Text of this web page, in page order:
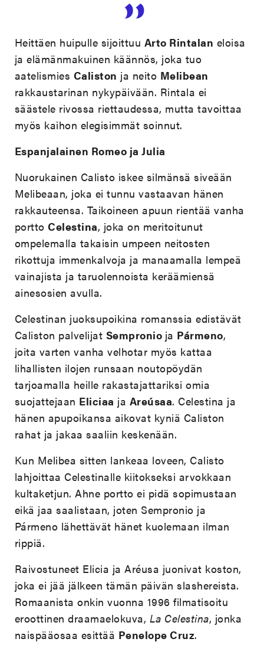
Heittäen huipulle sijoittuu Arto Rintalan eloisa
ja elämänmakuinen käännös, joka tuo
aatelismies Caliston ja neito Melibean
rakkaustarinan nykypäivään. Rintala ei
säästele rivossa riettaudessa, mutta tavoittaa
myös kaihon elegisimmät soinnut.
Espanjalainen Romeo ja Julia
Nuorukainen Calisto iskee silmänsä siveään
Melibeaan, joka ei tunnu vastaavan hänen
rakkauteensa. Taikoineen apuun rientää vanha
porttoCelestina, joka on meritoitunut
ompelemalla takaisin umpeen neitosten
rikottuja immenkalvoja ja manaamalla lempeä
vainajista ja taruolennoista keräämiensä
ainesosien avulla.
Celestinan juoksupoikina romanssia edistävät
Caliston palvelijat Sempronio ja Pármeno,
joita varten vanha velhotar myös kattaa
lihallisten ilojen runsaan noutopöydän
tarjoamalla heille rakastajattariksi omia
suojattejaan Eliciaa ja Areúsaa. Celestina ja
hänen apupoikansa aikovat kyniä Caliston
rahat ja jakaa saaliin keskenään.
Kun Melibea sitten lankeaa loveen, Calisto
lahjoittaa Celestinalle kiitokseksi arvokkaan
kultaketjun. Ahne portto ei pidä sopimustaan
eikä jaa saalistaan, joten Sempronio ja
Pármeno lähettävät hänet kuolemaan ilman
rippiä.
Raivostuneet Elicia ja Aréusa juonivat koston,
joka ei jää jälkeen tämän päivän slashereista.
Romaanista onkin vuonna 1996 filmatisoitu
eroottinen draamaelokuva, La Celestina, jonka
naispääosaa esittää Penelope Cruz.